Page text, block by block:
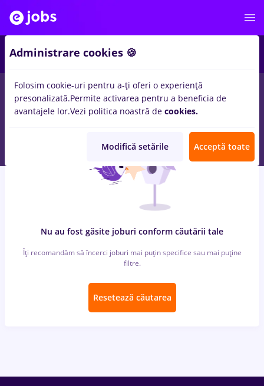
locuri de muncamdpi, Full timein Strainatatepentru
Level (< 2 ani)inTransport / Distributie, IT / Telecom
Nu au fost găsite joburi conform căutării tale
Îți recomandăm să încerci joburi mai puțin specifice sau mai puține
filtre.
Resetează căutarea
Administrare cookies 🍪
Folosim cookie-uri pentru a-ți oferi o experiență
presonalizată.Permite activarea pentru a beneficia de
avantajele lor.Vezi politica noastră de cookies.
Modifică setările Acceptă toate